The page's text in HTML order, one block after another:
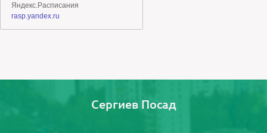
Сергиев Посад